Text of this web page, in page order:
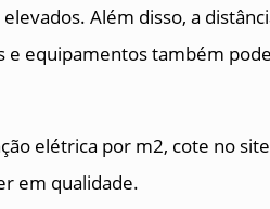
Além disso, a
equipamentos também
elétrica por m2, cote no
em qualidade.